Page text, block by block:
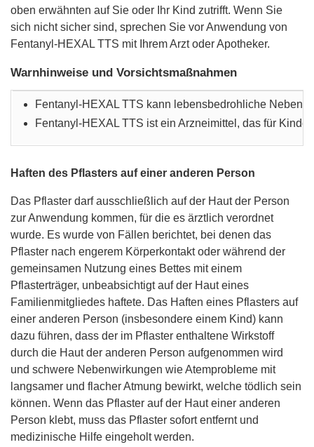
oben erwähnten auf Sie oder Ihr Kind zutrifft. Wenn Sie
sich nicht sicher sind, sprechen Sie vor Anwendung von
Fentanyl-HEXAL TTS mit Ihrem Arzt oder Apotheker.
Warnhinweise und Vorsichtsmaßnahmen
Fentanyl-HEXAL TTS kann lebensbedrohliche
Fentanyl-HEXAL TTS ist ein Arzneimittel, das für
Haften des Pflasters auf einer anderen Person
Das Pflaster darf ausschließlich auf der Haut der Person
zur Anwendung kommen, für die es ärztlich verordnet
wurde. Es wurde von Fällen berichtet, bei denen das
Pflaster nach engerem Körperkontakt oder während der
gemeinsamen Nutzung eines Bettes mit einem
Pflasterträger, unbeabsichtigt auf der Haut eines
Familienmitgliedes haftete. Das Haften eines Pflasters auf
einer anderen Person (insbesondere einem Kind) kann
dazu führen, dass der im Pflaster enthaltene Wirkstoff
durch die Haut der anderen Person aufgenommen wird
und schwere Nebenwirkungen wie Atemprobleme mit
langsamer und flacher Atmung bewirkt, welche tödlich sein
können. Wenn das Pflaster auf der Haut einer anderen
Person klebt, muss das Pflaster sofort entfernt und
medizinische Hilfe eingeholt werden.